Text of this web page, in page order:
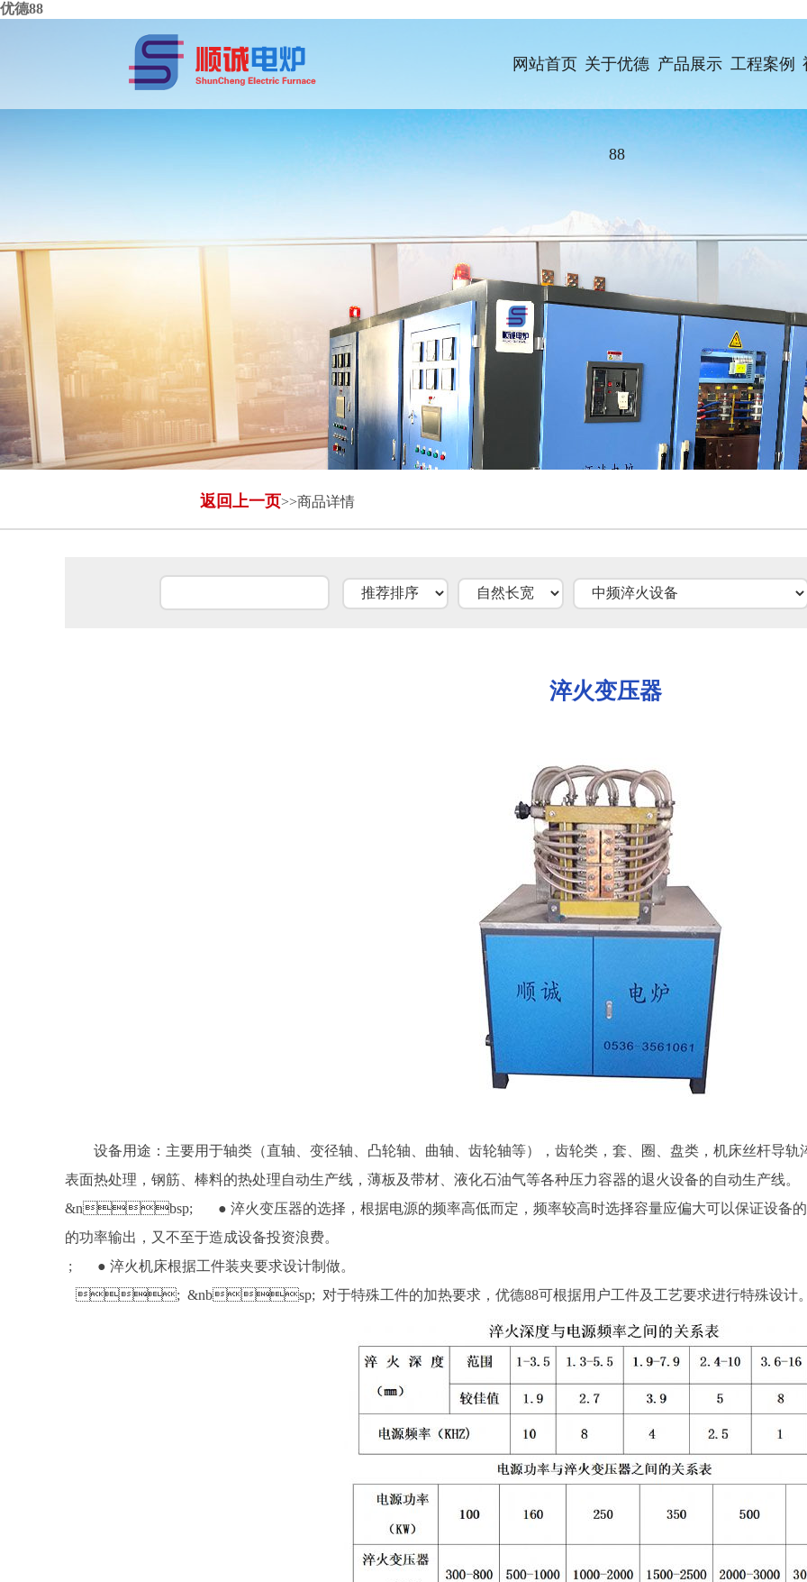
优德88
网站首页 关于优德
88
产品展示
感应加热设备 中频感应加热设备 超音频
工程案例
返回上一页>>商品详情
淬火变压器
设备用途：主要用于轴类（直轴、变径轴、凸轮轴、曲轴、齿轮轴等），齿轮类，套、圈、盘类，机床丝杆导轨
表面热处理，钢筋、棒料的热处理自动生产线，薄板及带材、液化石油气等各种压力容器的退火设备的自动生产线。
&nbsp; ● 淬火变压器的选择，根据电源的频率高低而定，频率较高时选择容量应偏大可以保证设备
的功率输出，又不至于造成设备投资浪费。
; ● 淬火机床根据工件装夹要求设计制做。
; &nbsp; 对于特殊工件的加热要求，优德88可根据用户工件及工艺要求进行特殊设计